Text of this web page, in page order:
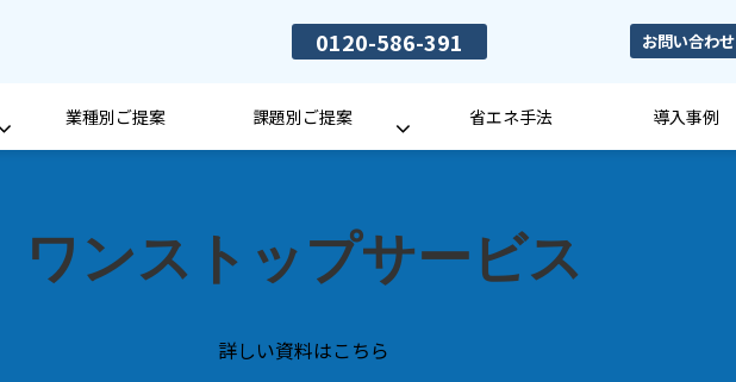
0120-586-391 お問い合わせ
業種別ご提案 課題別ご提案 省エネ手法 導入事例
ワンストップサービス
詳しい資料はこちら